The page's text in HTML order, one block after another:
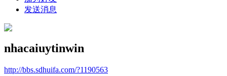
发送消息
nhacaiuytinwin
http://bbs.sdhuifa.com/?1190563